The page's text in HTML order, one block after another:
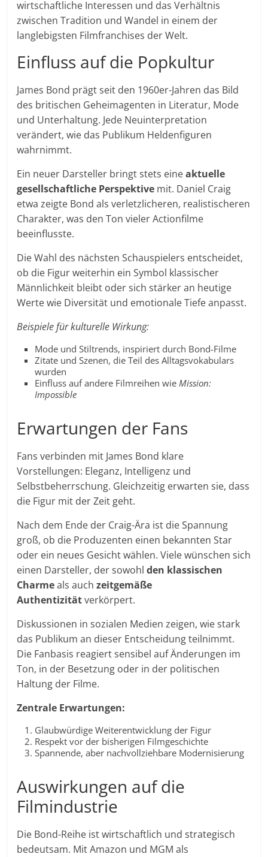
wirtschaftliche Interessen und das Verhältnis
zwischen Tradition und Wandel in einem der
langlebigsten Filmfranchises der Welt.
Einfluss auf die Popkultur
James Bond prägt seit den 1960er-Jahren das Bild
des britischen Geheimagenten in Literatur, Mode
und Unterhaltung. Jede Neuinterpretation
verändert, wie das Publikum Heldenfiguren
wahrnimmt.
Ein neuer Darsteller bringt stets eineaktuelle
gesellschaftliche Perspektive mit. Daniel Craig
etwa zeigte Bond als verletzlicheren, realistischeren
Charakter, was den Ton vieler Actionfilme
beeinflusste.
Die Wahl des nächsten Schauspielers entscheidet,
ob die Figur weiterhin ein Symbol klassischer
Männlichkeit bleibt oder sich stärker an heutige
Werte wie Diversität und emotionale Tiefe anpasst.
Beispiele für kulturelle Wirkung:
Mode und Stiltrends, inspiriert durch Bond-Filme
Zitate und Szenen, die Teil des Alltagsvokabulars
wurden
Einfluss auf andere Filmreihen wieMission:
Impossible
Erwartungen der Fans
Fans verbinden mit James Bond klare
Vorstellungen: Eleganz, Intelligenz und
Selbstbeherrschung. Gleichzeitig erwarten sie, dass
die Figur mit der Zeit geht.
Nach dem Ende der Craig-Ära ist die Spannung
groß, ob die Produzenten einen bekannten Star
oder ein neues Gesicht wählen. Viele wünschen sich
einen Darsteller, der sowohlden klassischen
Charmeals auchzeitgemäße
Authentizitätverkörpert.
Diskussionen in sozialen Medien zeigen, wie stark
das Publikum an dieser Entscheidung teilnimmt.
Die Fanbasis reagiert sensibel auf Änderungen im
Ton, in der Besetzung oder in der politischen
Haltung der Filme.
Zentrale Erwartungen:
Glaubwürdige Weiterentwicklung der Figur
Respekt vor der bisherigen Filmgeschichte
Spannende, aber nachvollziehbare Modernisierung
Auswirkungen auf die
Filmindustrie
Die Bond-Reihe ist wirtschaftlich und strategisch
bedeutsam. Mit Amazon und MGM als